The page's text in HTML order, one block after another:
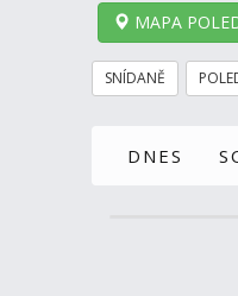
MAPA
SNÍDANĚ
DNES